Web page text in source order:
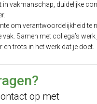
in vakmanschap, duidelijke
om verantwoordelijkheid te
vak. Samen met collega’s
en trots in het werk dat je doet.
op met